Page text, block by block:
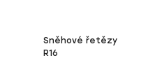
Sněhové řetězy
R16